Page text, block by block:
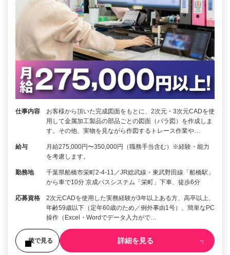
仕事内容
お客様から頂いた完成図面をもとに、2次元・3次元CADを使
用して金属加工製品の部品ごとの図面（バラ図）を作成しま
す。その他、実物を見ながら作図するトレース作業や…
給与
月給275,000円〜350,000円（職務手当含む）※経験・能力
を考慮します。
勤務地
千葉県船橋市栄町2-4-11／JR総武線・東武野田線「船橋駅」
から車で10分 京成バスシステム「栄町」下車、徒歩6分
応募資格
2次元CADを使用した実務経験が3年以上ある方、高卒以上、
年齢59歳以下（定年60歳のため／例外事由1号）、簡単なPC
操作（Excel・Wordでデータ入力がで…
後で見る 詳細を見る